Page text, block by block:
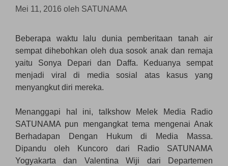
Mei 11, 2016 oleh SATUNAMA
Beberapa waktu lalu dunia pemberitaan tanah air
sempat dihebohkan oleh dua sosok anak dan remaja
yaitu Sonya Depari dan Daffa. Keduanya sempat
menjadi viral di media sosial atas kasus yang
menyangkut diri mereka.
Menanggapi hal ini, talkshow Melek Media Radio
SATUNAMA pun mengangkat tema mengenai Anak
Berhadapan Dengan Hukum di Media Massa.
Dipandu oleh Kuncoro dari Radio SATUNAMA
Yogyakarta dan Valentina Wiji dari Departemen